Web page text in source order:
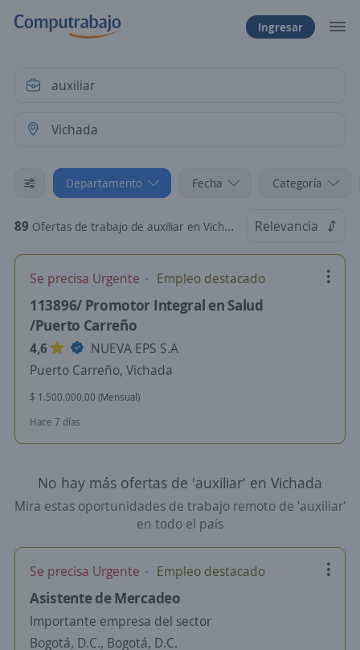
Ingresar
Departamento Fecha Categoría
89 Ofertas de trabajo de auxiliar en Vichada Relevancia
Se precisa Urgente Empleo destacado
113896/ Promotor Integral en Salud
/Puerto Carreño
4,6
NUEVA EPS S.A
Puerto Carreño, Vichada
$ 1.500.000,00 (Mensual)
Hace 7 días
No hay más ofertas de 'auxiliar' en Vichada
Mira estas oportunidades de trabajo remoto de 'auxiliar'
en todo el país
Se precisa Urgente Empleo destacado
Asistente de Mercadeo
Importante empresa del sector
Bogotá, D.C., Bogotá, D.C.